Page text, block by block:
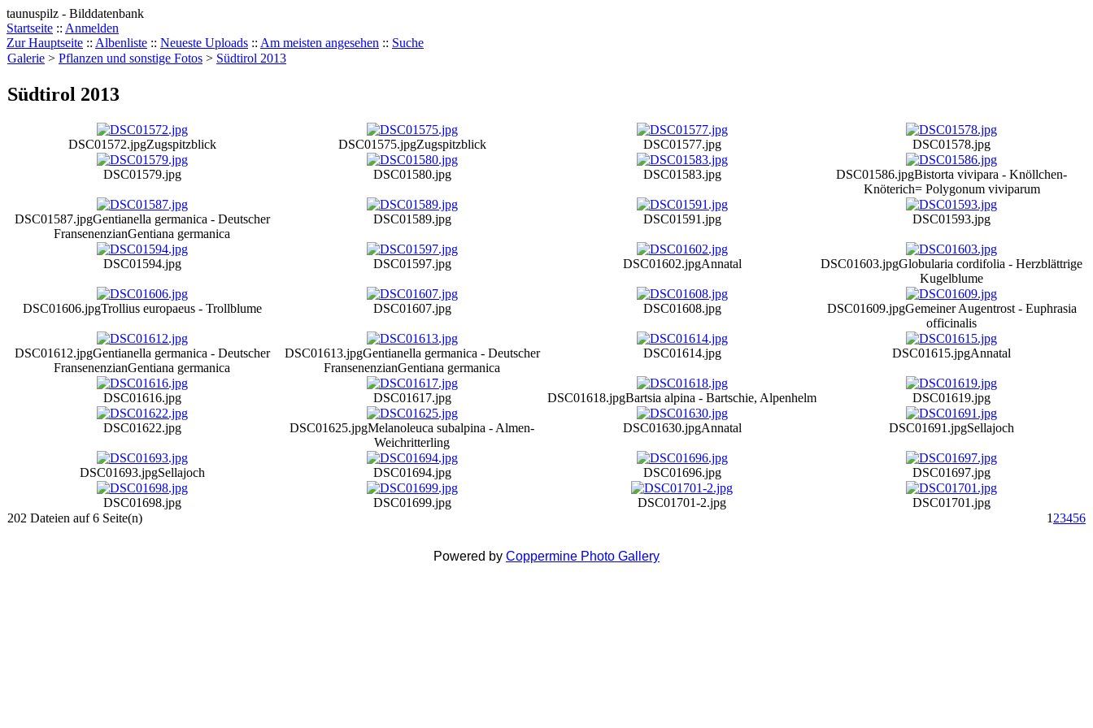
taunuspilz - Bilddatenbank
Startseite :: Anmelden
Zur Hauptseite :: Albenliste :: Neueste Uploads :: Am meisten angesehen :: Suche
Galerie > Pflanzen und sonstige Fotos > Südtirol 2013
Südtirol 2013
DSC01572.jpgZugspitzblick DSC01575.jpgZugspitzblick DSC01577.jpg DSC01578.jpg
DSC01579.jpg DSC01580.jpg DSC01583.jpg DSC01586.jpgBistorta vivipara - Knöllchen-
Knöterich= Polygonum viviparum
DSC01587.jpgGentianella germanica - Deutscher
FransenenzianGentiana germanica
DSC01589.jpg DSC01591.jpg DSC01593.jpg
DSC01594.jpg DSC01597.jpg DSC01602.jpgAnnatal DSC01603.jpgGlobularia cordifolia - Herzblättrige
Kugelblume
DSC01606.jpgTrollius europaeus - Trollblume DSC01607.jpg DSC01608.jpg DSC01609.jpgGemeiner Augentrost - Euphrasia
officinalis
DSC01612.jpgGentianella germanica - Deutscher
FransenenzianGentiana germanica
DSC01613.jpgGentianella germanica - Deutscher
FransenenzianGentiana germanica
DSC01614.jpg DSC01615.jpgAnnatal
DSC01616.jpg DSC01617.jpg DSC01618.jpgBartsia alpina - Bartschie, Alpenhelm DSC01619.jpg
DSC01622.jpg DSC01625.jpgMelanoleuca subalpina - Almen-
Weichritterling
DSC01630.jpgAnnatal DSC01691.jpgSellajoch
DSC01693.jpgSellajoch DSC01694.jpg DSC01696.jpg DSC01697.jpg
DSC01698.jpg DSC01699.jpg DSC01701-2.jpg
DSC01701.jpg
202 Dateien auf 6 Seite(n)
1 23456
Powered by Coppermine Photo Gallery